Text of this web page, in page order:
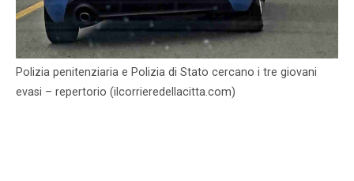
Polizia penitenziaria e Polizia di Stato cercano i tre giovani
evasi – repertorio (ilcorrieredellacitta.com)